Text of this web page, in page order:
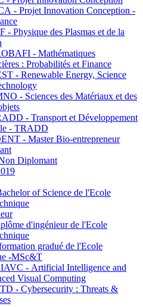
- Projet Innovation Conception -
- Physique des Plasmas et de la
- Mathématiques
: Probabilités et Finance
- Renewable Energy, Science
- Sciences des Matériaux et des
- Transport et Développement
- TRADD
- Master Bio-entrepreneur
Diplomant
of Science de l'Ecole
d'ingénieur de l'Ecole
gradué de l'Ecole
-MSc&T
- Artificial Intelligence and
Visual Computing
- Cybersecurity : Threats &